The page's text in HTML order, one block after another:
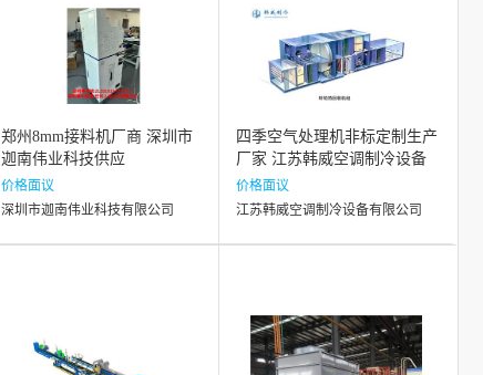
郑州8mm接料机厂商 深圳市
迦南伟业科技供应
价格面议
深圳市迦南伟业科技有限公司
四季空气处理机非标定制生产
厂家 江苏韩威空调制冷设备
供应
价格面议
江苏韩威空调制冷设备有限公司